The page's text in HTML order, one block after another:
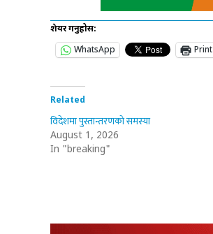
शेयर गर्नुहोस:
WhatsApp
Print
Related
विदेशमा पुस्तान्तरणको समस्या
August 1, 2026
In "breaking"